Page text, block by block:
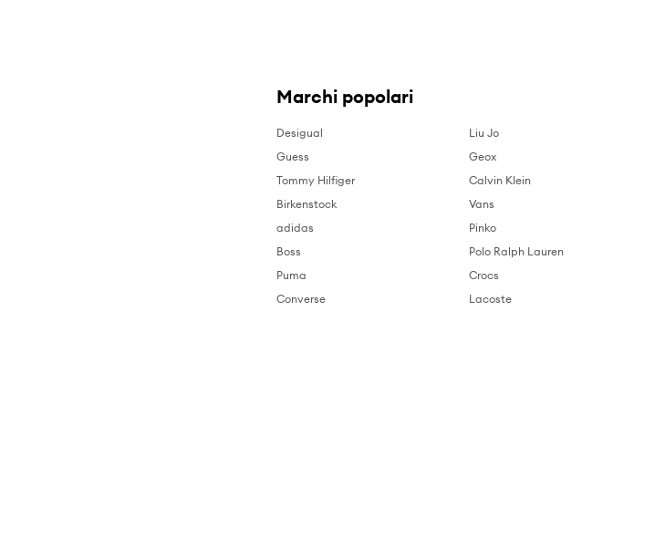
Marchi popolari
Desigual
Guess
Tommy Hilfiger
Birkenstock
adidas
Boss
Puma
Converse
Liu Jo
Geox
Calvin Klein
Vans
Pinko
Polo Ralph Lauren
Crocs
Lacoste